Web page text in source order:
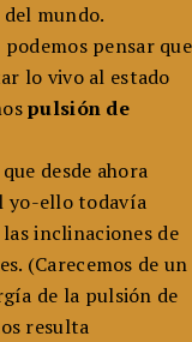
mundo.
pensar que
lo vivo al estado
pulsión de
desde ahora
yo-ello todavía
inclinaciones de
(Carecemos de un
de la pulsión de
resulta